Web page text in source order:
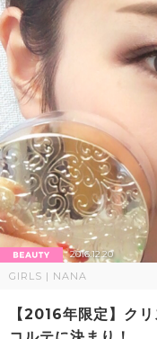
2016.12.20
GIRLS | NANA
【2016年限定】ク